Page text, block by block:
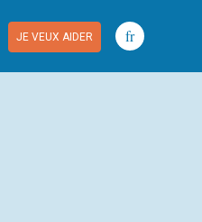
JE VEUX AIDER fr